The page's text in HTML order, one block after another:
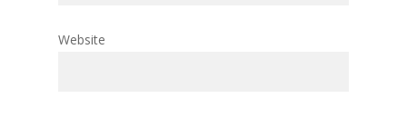
Website